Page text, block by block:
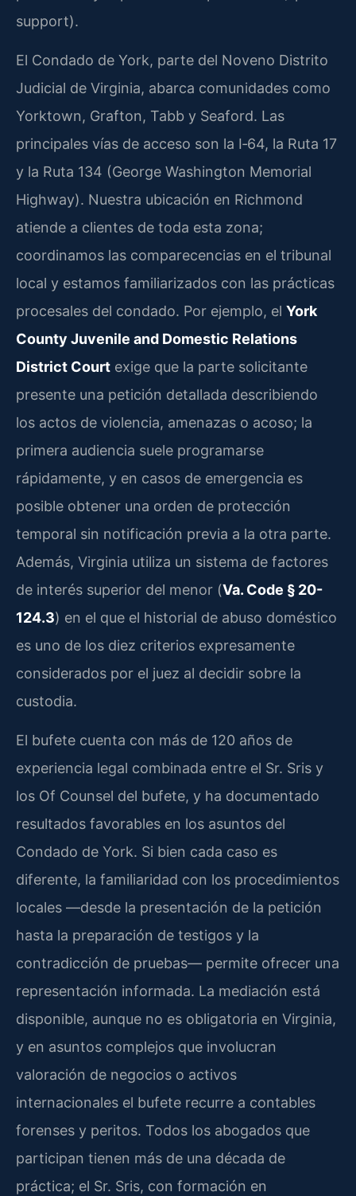
support).
El Condado de York, parte del Noveno Distrito
Judicial de Virginia, abarca comunidades como
Yorktown, Grafton, Tabb y Seaford. Las
principales vías de acceso son la I‑64, la Ruta 17
y la Ruta 134 (George Washington Memorial
Highway). Nuestra ubicación en Richmond
atiende a clientes de toda esta zona;
coordinamos las comparecencias en el tribunal
local y estamos familiarizados con las prácticas
procesales del condado. Por ejemplo, el York
County Juvenile and Domestic Relations
District Court exige que la parte solicitante
presente una petición detallada describiendo
los actos de violencia, amenazas o acoso; la
primera audiencia suele programarse
rápidamente, y en casos de emergencia es
posible obtener una orden de protección
temporal sin notificación previa a la otra parte.
Además, Virginia utiliza un sistema de factores
de interés superior del menor (Va. Code § 20-
124.3) en el que el historial de abuso doméstico
es uno de los diez criterios expresamente
considerados por el juez al decidir sobre la
custodia.
El bufete cuenta con más de 120 años de
experiencia legal combinada entre el Sr. Sris y
los Of Counsel del bufete, y ha documentado
resultados favorables en los asuntos del
Condado de York. Si bien cada caso es
diferente, la familiaridad con los procedimientos
locales —desde la presentación de la petición
hasta la preparación de testigos y la
contradicción de pruebas— permite ofrecer una
representación informada. La mediación está
disponible, aunque no es obligatoria en Virginia,
y en asuntos complejos que involucran
valoración de negocios o activos
internacionales el bufete recurre a contables
forenses y peritos. Todos los abogados que
participan tienen más de una década de
práctica; el Sr. Sris, con formación en